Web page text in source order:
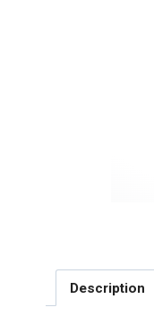
Description